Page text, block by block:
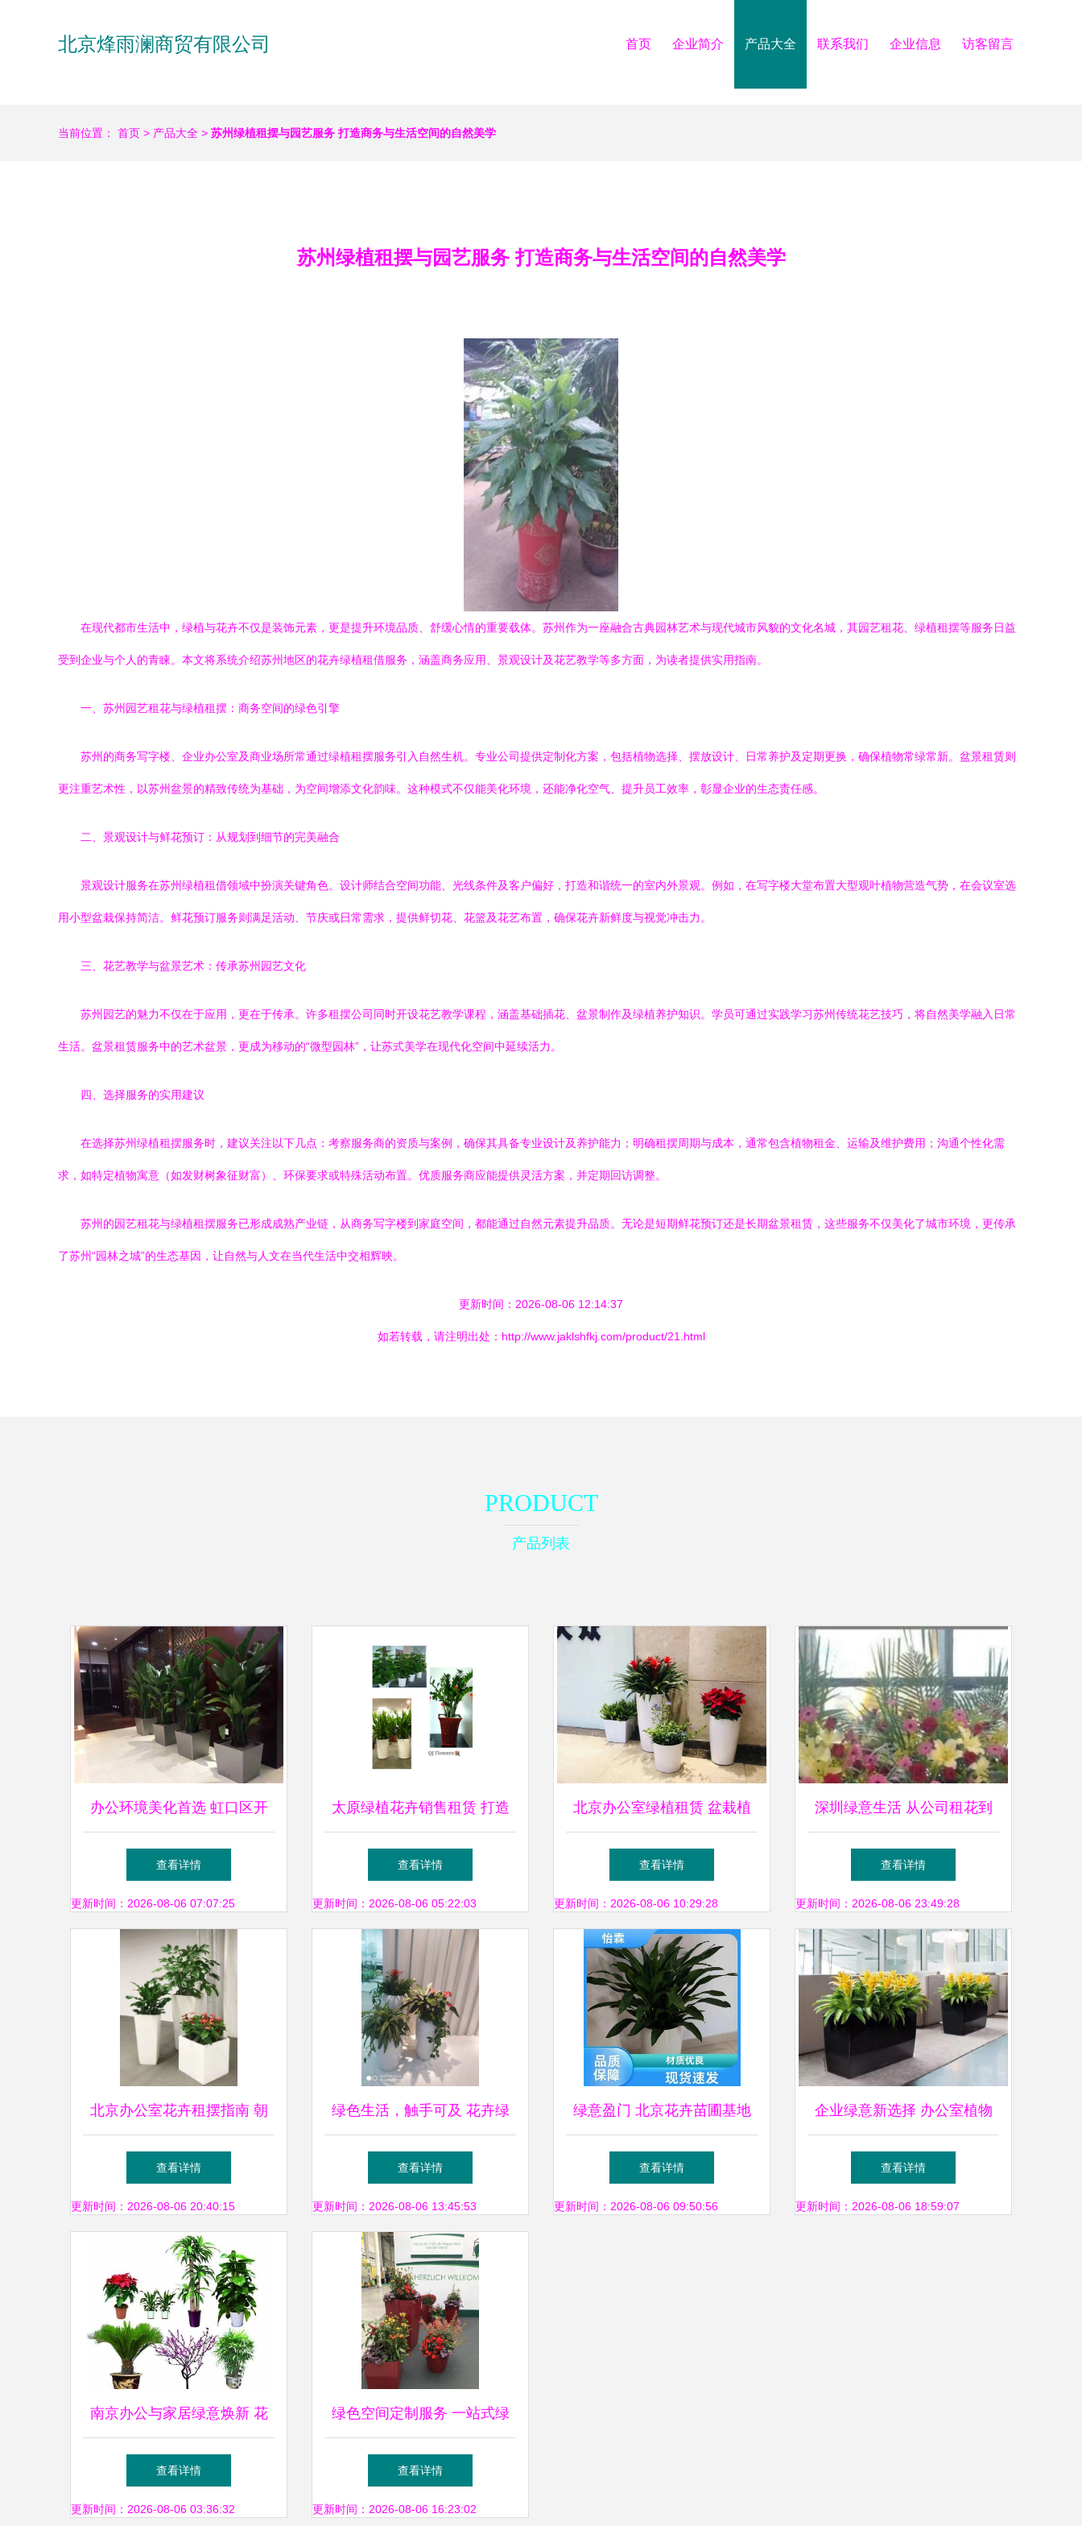
北京烽雨澜商贸有限公司 首页 企业简介 产品大全 联系我们 企业信息 访客留言
当前位置： 首页 > 产品大全 > 苏州绿植租摆与园艺服务 打造商务与生活空间的自然美学
苏州绿植租摆与园艺服务 打造商务与生活空间的自然美学
在现代都市生活中，绿植与花卉不仅是装饰元素，更是提升环境品质、舒缓心情的重要载体。苏州作为一座融合古典园林艺术与现代城市风貌的文化名城，其园艺租花、绿植租摆等服务日益
受到企业与个人的青睐。本文将系统介绍苏州地区的花卉绿植租借服务，涵盖商务应用、景观设计及花艺教学等多方面，为读者提供实用指南。
一、苏州园艺租花与绿植租摆：商务空间的绿色引擎
苏州的商务写字楼、企业办公室及商业场所常通过绿植租摆服务引入自然生机。专业公司提供定制化方案，包括植物选择、摆放设计、日常养护及定期更换，确保植物常绿常新。盆景租赁则
更注重艺术性，以苏州盆景的精致传统为基础，为空间增添文化韵味。这种模式不仅能美化环境，还能净化空气、提升员工效率，彰显企业的生态责任感。
二、景观设计与鲜花预订：从规划到细节的完美融合
景观设计服务在苏州绿植租借领域中扮演关键角色。设计师结合空间功能、光线条件及客户偏好，打造和谐统一的室内外景观。例如，在写字楼大堂布置大型观叶植物营造气势，在会议室选
用小型盆栽保持简洁。鲜花预订服务则满足活动、节庆或日常需求，提供鲜切花、花篮及花艺布置，确保花卉新鲜度与视觉冲击力。
三、花艺教学与盆景艺术：传承苏州园艺文化
苏州园艺的魅力不仅在于应用，更在于传承。许多租摆公司同时开设花艺教学课程，涵盖基础插花、盆景制作及绿植养护知识。学员可通过实践学习苏州传统花艺技巧，将自然美学融入日常
生活。盆景租赁服务中的艺术盆景，更成为移动的“微型园林”，让苏式美学在现代化空间中延续活力。
四、选择服务的实用建议
在选择苏州绿植租摆服务时，建议关注以下几点：考察服务商的资质与案例，确保其具备专业设计及养护能力；明确租摆周期与成本，通常包含植物租金、运输及维护费用；沟通个性化需
求，如特定植物寓意（如发财树象征财富）、环保要求或特殊活动布置。优质服务商应能提供灵活方案，并定期回访调整。
苏州的园艺租花与绿植租摆服务已形成成熟产业链，从商务写字楼到家庭空间，都能通过自然元素提升品质。无论是短期鲜花预订还是长期盆景租赁，这些服务不仅美化了城市环境，更传承
了苏州“园林之城”的生态基因，让自然与人文在当代生活中交相辉映。
更新时间：2026-08-06 12:14:37
如若转载，请注明出处：http://www.jaklshfkj.com/product/21.html
PRODUCT
产品列表
办公环境美化首选 虹口区开
业绿植花卉租赁养护服务
查看详情
更新时间：2026-08-06 07:07:25
太原绿植花卉销售租赁 打造
酒店与办公室的绿色空间
查看详情
更新时间：2026-08-06 05:22:03
北京办公室绿植租赁 盆栽植
物出租与批发租摆全面指南
查看详情
更新时间：2026-08-06 10:29:28
深圳绿意生活 从公司租花到
室内租赁的全方位指南
查看详情
更新时间：2026-08-06 23:49:28
北京办公室花卉租摆指南 朝
阳区京广桥绿植租赁全攻略
查看详情
更新时间：2026-08-06 20:40:15
绿色生活，触手可及 花卉绿
植租借的全方位指南
查看详情
更新时间：2026-08-06 13:45:53
绿意盈门 北京花卉苗圃基地
批发与租借服务详解
查看详情
更新时间：2026-08-06 09:50:56
企业绿意新选择 办公室植物
租赁与绿植租摆一站式服务
查看详情
更新时间：2026-08-06 18:59:07
南京办公与家居绿意焕新 花
卉绿植租赁与私家花园设计全
解析
查看详情
更新时间：2026-08-06 03:36:32
绿色空间定制服务 一站式绿
植花卉租赁、园林绿化养护解
决方案
查看详情
更新时间：2026-08-06 16:23:02